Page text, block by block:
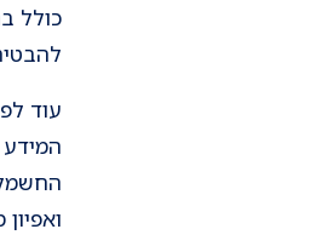
כולל
עוד